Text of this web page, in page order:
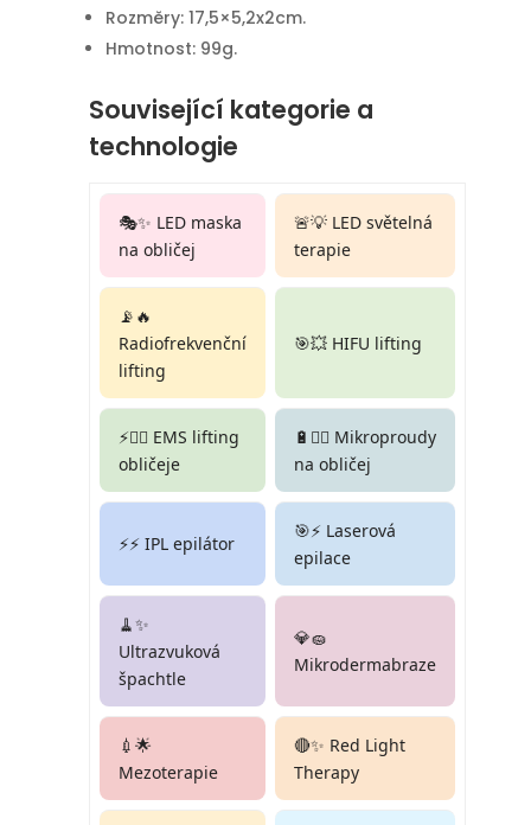
Rozměry: 17,5×5,2x2cm.
Hmotnost: 99g.
Související kategorie a
technologie
🎭✨ LED maska
na obličej
🚨💡 LED světelná
terapie
📡🔥
Radiofrekvenční
lifting
🎯💥 HIFU lifting
⚡🏋️‍♀️ EMS lifting
obličeje
🔋💆‍♀️ Mikroproudy
na obličej
⚡⚡ IPL epilátor
🎯⚡ Laserová
epilace
🧹✨
Ultrazvuková
špachtle
💎🧽
Mikrodermabraze
💉🌟
Mezoterapie
🔴✨ Red Light
Therapy